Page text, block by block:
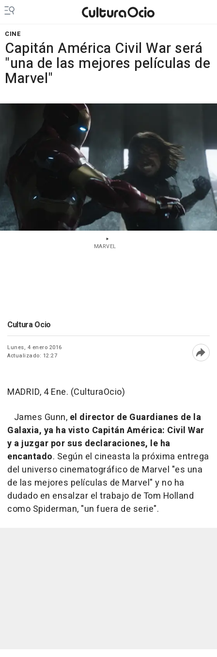
CINE
Capitán América Civil War será
"una de las mejores películas de
Marvel"
MARVEL
Cultura Ocio
Lunes, 4 enero 2016
Actualizado: 12:27
MADRID, 4 Ene. (CulturaOcio)
James Gunn, el director de Guardianes de la
Galaxia, ya ha visto Capitán América: Civil War
y a juzgar por sus declaraciones, le ha
encantado. Según el cineasta la próxima entrega
del universo cinematográfico de Marvel "es una
de las mejores películas de Marvel" y no ha
dudado en ensalzar el trabajo de Tom Holland
como Spiderman, "un fuera de serie".